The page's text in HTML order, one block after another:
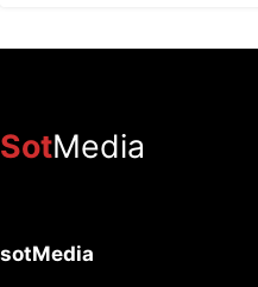
SotMedia
sotMedia